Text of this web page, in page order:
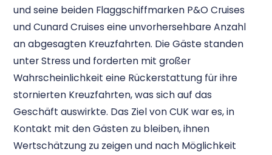
und seine beiden Flaggschiffmarken P&O Cruises
und Cunard Cruises eine unvorhersehbare Anzahl
an abgesagten Kreuzfahrten. Die Gäste standen
unter Stress und forderten mit großer
Wahrscheinlichkeit eine Rückerstattung für ihre
stornierten Kreuzfahrten, was sich auf das
Geschäft auswirkte. Das Ziel von CUK war es, in
Kontakt mit den Gästen zu bleiben, ihnen
Wertschätzung zu zeigen und nach Möglichkeit